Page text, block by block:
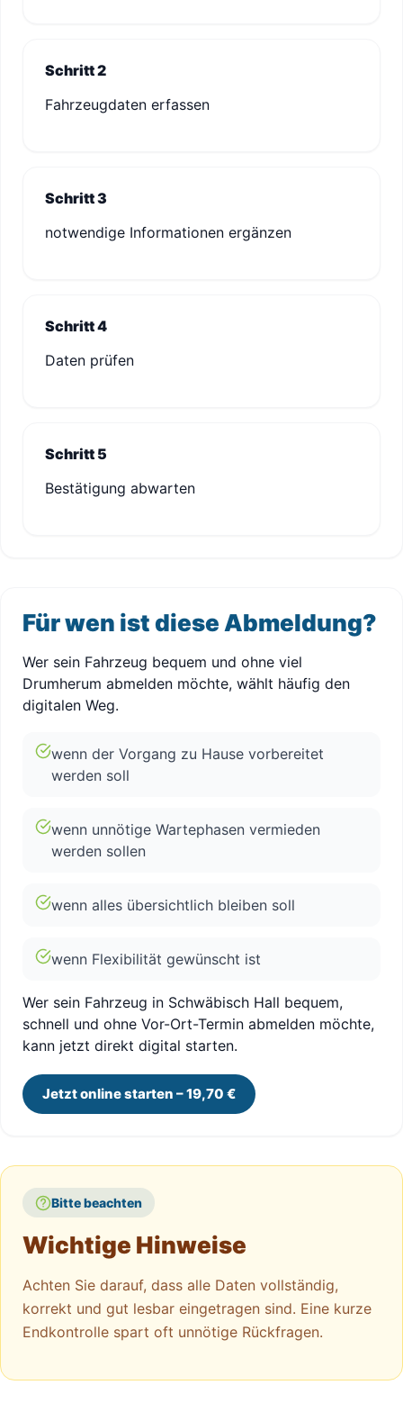
Schritt 2
Fahrzeugdaten erfassen
Schritt 3
notwendige Informationen ergänzen
Schritt 4
Daten prüfen
Schritt 5
Bestätigung abwarten
Für wen ist diese Abmeldung?
Wer sein Fahrzeug bequem und ohne viel
Drumherum abmelden möchte, wählt häufig den
digitalen Weg.
wenn der Vorgang zu Hause vorbereitet
werden soll
wenn unnötige Wartephasen vermieden
werden sollen
wenn alles übersichtlich bleiben soll
wenn Flexibilität gewünscht ist
Wer sein Fahrzeug in Schwäbisch Hall bequem,
schnell und ohne Vor-Ort-Termin abmelden möchte,
kann jetzt direkt digital starten.
Jetzt online starten – 19,70 €
Bitte beachten
Wichtige Hinweise
Achten Sie darauf, dass alle Daten vollständig,
korrekt und gut lesbar eingetragen sind. Eine kurze
Endkontrolle spart oft unnötige Rückfragen.